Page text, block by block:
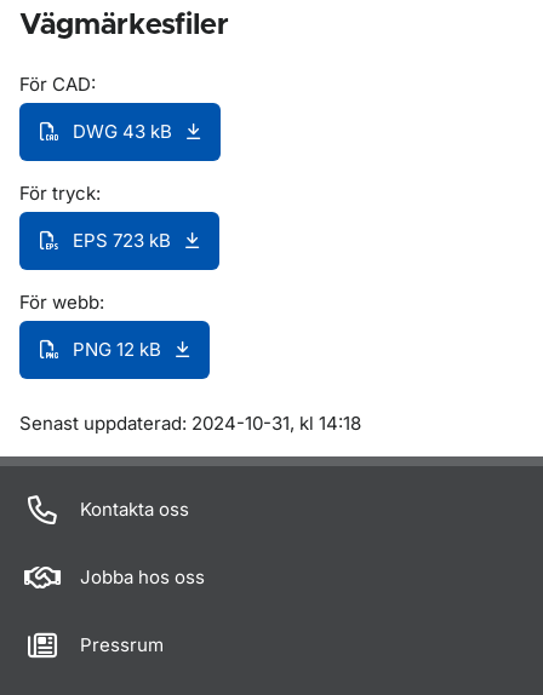
Vägmärkesfiler
För CAD:
DWG 43 kB
För tryck:
EPS 723 kB
För webb:
PNG 12 kB
Om sidan
Senast uppdaterad: 2024-10-31, kl 14:18
Kontakta oss
Jobba hos oss
Pressrum